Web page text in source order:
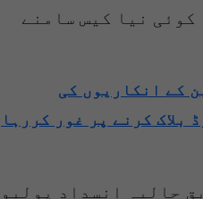
نیا کیس سامنے
کے انکاریوں کی
بلاک کرنے پر غور کررہا
حالیہ انسداد پولیو